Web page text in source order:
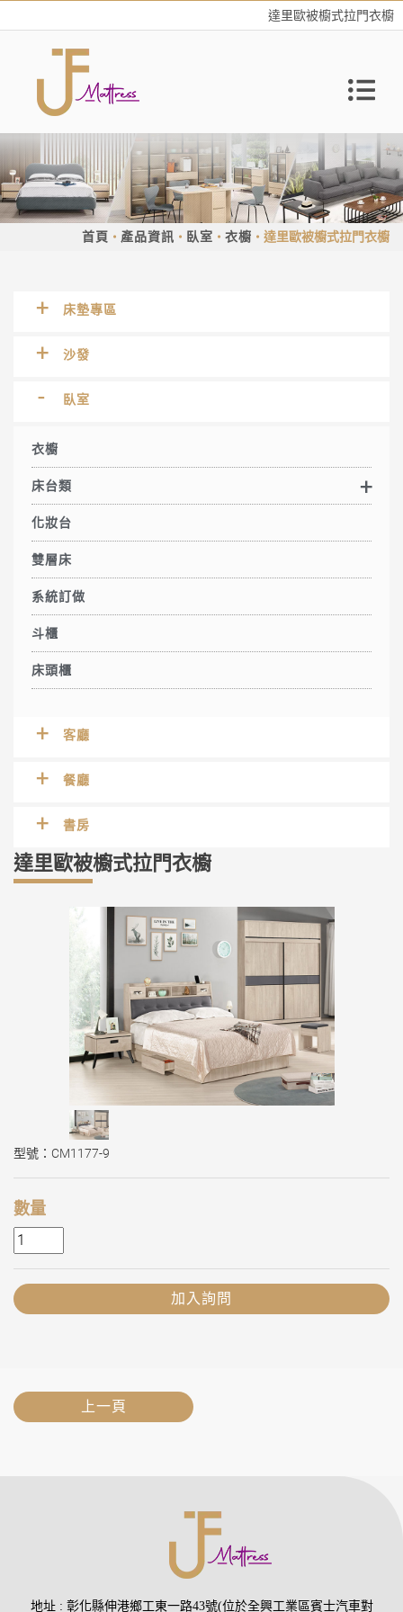
達里歐被櫥式拉門衣櫥
首頁 產品資訊 臥室 衣櫥 達里歐被櫥式拉門衣櫥
床墊專區
沙發
臥室
衣櫥
床台類
化妝台
雙層床
系統訂做
斗櫃
床頭櫃
客廳
餐廳
書房
達里歐被櫥式拉門衣櫥
型號：CM1177-9
數量
加入詢問
上一頁
地址 彰化縣伸港鄉工東一路43號(位於全興工業區賓士汽車對